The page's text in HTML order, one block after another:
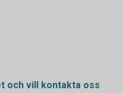
och vill kontakta oss